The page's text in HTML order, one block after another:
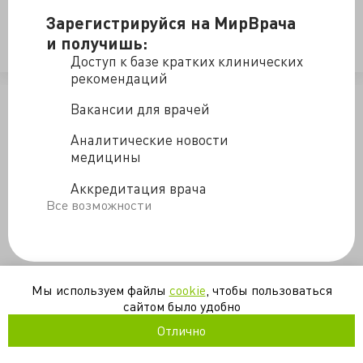
Зарегистрируйся на МирВрача
и получишь:
Доступ к базе кратких клинических
рекомендаций
Вакансии для врачей
Аналитические новости
медицины
Аккредитация врача
Все возможности
психология реанимация
Мы используем файлы cookie , чтобы пользоваться
сайтом было удобно
Отлично
/blogs/priznak_priblizhayushcheysya_starosti-14-09-2020